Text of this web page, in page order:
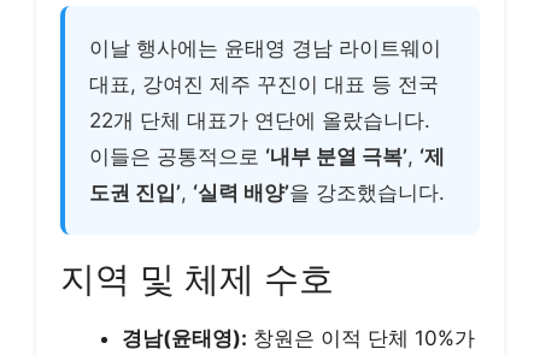
이날 행사에는 윤태영 경남 라이트웨이
대표, 강여진 제주 꾸진이 대표 등 전국
22개 단체 대표가 연단에 올랐습니다.
이들은 공통적으로 ‘내부 분열 극복’, ‘제
도권 진입’, ‘실력 배양’을 강조했습니다.
지역 및 체제 수호
경남(윤태영): 창원은 이적 단체 10%가